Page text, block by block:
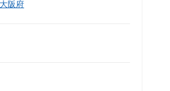
大阪府